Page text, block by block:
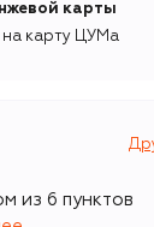
карты
карту ЦУМа
из 6 пунктов